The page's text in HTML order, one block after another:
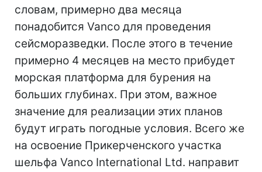
словам, примерно два месяца
понадобится Vanco для проведения
сейсморазведки. После этого в течение
примерно 4 месяцев на место прибудет
морская платформа для бурения на
больших глубинах. При этом, важное
значение для реализации этих планов
будут играть погодные условия. Всего же
на освоение Прикерченского участка
шельфа Vanco International Ltd. направит